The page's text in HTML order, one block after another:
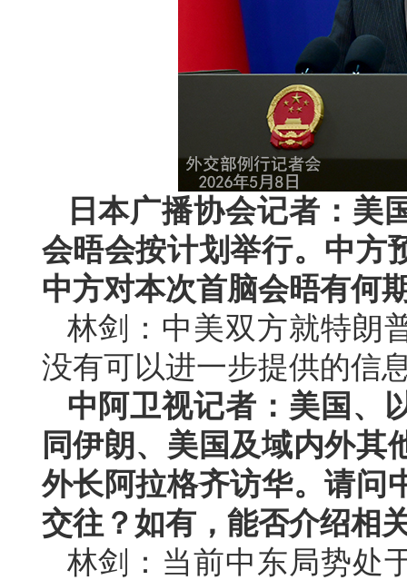
日本广播协会记者：美
会晤会按计划举行。中方
中方对本次首脑会晤有何
林剑：中美双方就特朗
没有可以进一步提供的信
中阿卫视记者：美国、
同伊朗、美国及域内外其
外长阿拉格齐访华。请问
交往？如有，能否介绍相
林剑：当前中东局势处